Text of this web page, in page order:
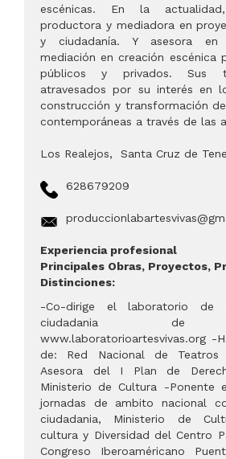
escénicas. En la
productora y mediadora en
y ciudadanía. Y asesora en
mediación en creación escénica
públicos y privados. Sus
atravesados por su interés en
construcción y transformación
contemporáneas a través de las
Los Realejos, Santa Cruz de
628679209
Experiencia profesional
Principales Obras, Proyectos,
Distinciones:
-Co-dirige el laboratorio de
ciudadania de
www.laboratorioartesvivas.org -
de: Red Nacional de Teatros
Asesora del I Plan de
Ministerio de Cultura -Ponente
jornadas de ambito nacional
ciudadania, Ministerio de
cultura y Diversidad del Centro
Congreso Iberoaméricano